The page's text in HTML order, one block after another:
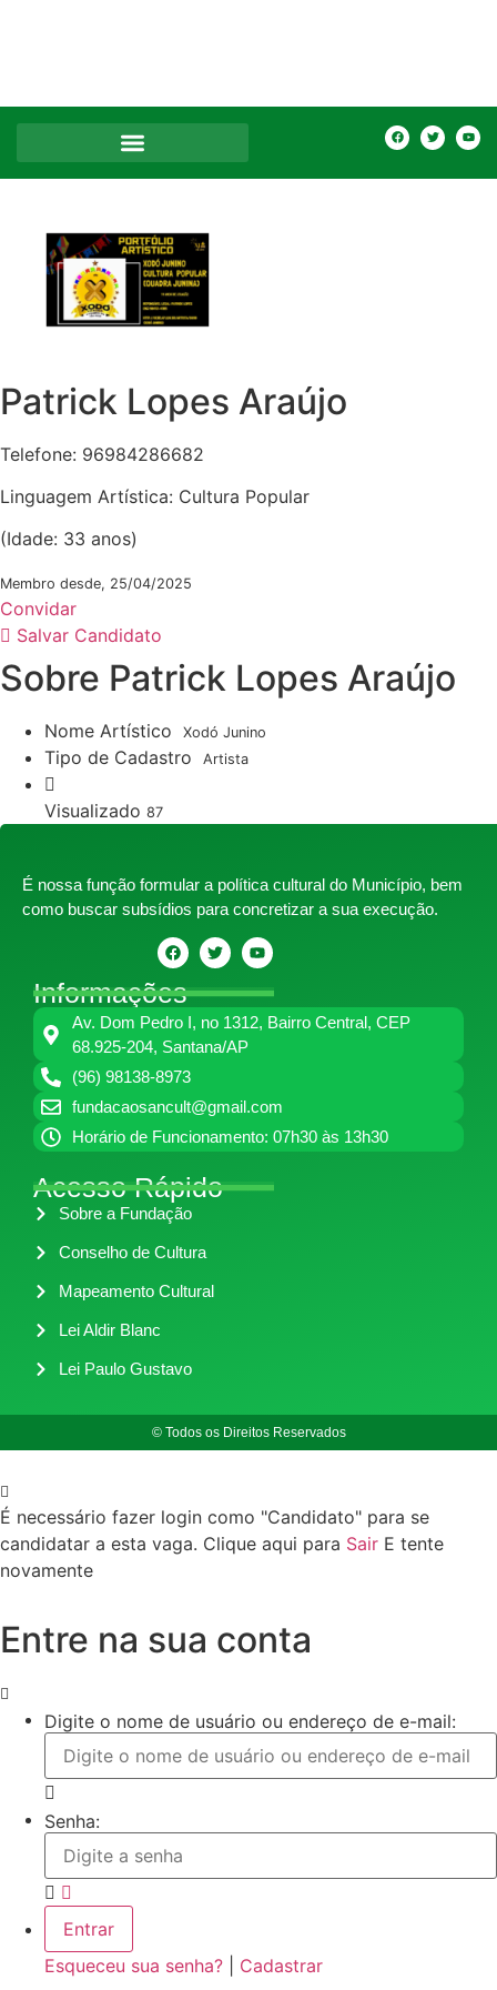
Patrick Lopes Araújo
Telefone: 96984286682
Linguagem Artística: Cultura Popular
(Idade: 33 anos)
Membro desde, 25/04/2025
Convidar
Salvar Candidato
Sobre Patrick Lopes Araújo
Nome Artístico Xodó Junino
Tipo de Cadastro Artista
Visualizado 87
É nossa função formular a política cultural do Município, bem
como buscar subsídios para concretizar a sua execução.
Informações
Av. Dom Pedro I, no 1312, Bairro Central, CEP
68.925-204, Santana/AP
(96) 98138-8973
fundacaosancult@gmail.com
Horário de Funcionamento: 07h30 às 13h30
Acesso Rápido
Sobre a Fundação
Conselho de Cultura
Mapeamento Cultural
Lei Aldir Blanc
Lei Paulo Gustavo
© Todos os Direitos Reservados
É necessário fazer login como "Candidato" para se
candidatar a esta vaga. Clique aqui para Sair E tente
novamente
Entre na sua conta
Digite o nome de usuário ou endereço de e-mail:
Senha:
Esqueceu sua senha? Cadastrar